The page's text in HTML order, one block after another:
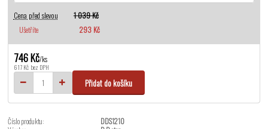
Cena před slevou
1 039 Kč
Ušetříte
293 Kč
746 Kč/ks
617 Kč bez DPH
Přidat do košíku
Číslo produktu:
DDS1210